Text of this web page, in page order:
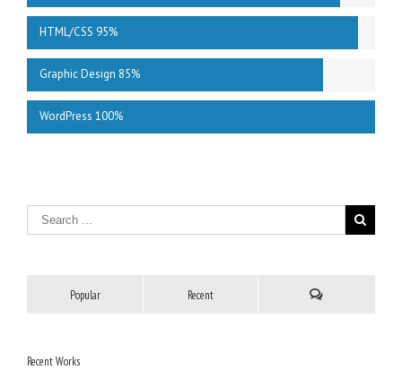
HTML/CSS 95%
Graphic Design 85%
WordPress 100%
Popular Recent
Recent Works